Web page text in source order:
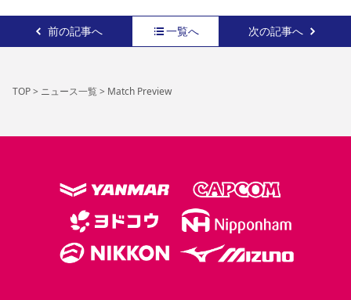
前の記事へ 一覧へ 次の記事へ
TOP> ニュース一覧> Match Preview